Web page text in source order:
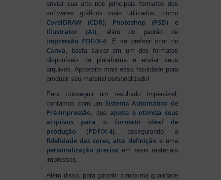
enviar sua arte nos principais formatos dos
softwares gráficos mais utilizados, como
CorelDRAW (CDR), Photoshop (PSD) e
Illustrator (AI) , além do padrão de
impressão PDF/X-4 . E se preferir criar no
Canva , basta salvar em um dos formatos
disponíveis na plataforma e enviar seus
arquivos. Aproveite mais essa facilidade para
produzir seu material personalizado!
Para conseguir um resultado impecável,
contamos com um Sistema Automático de
Pré-Impressão, queajusta e otimiza seus
arquivos para o formato ideal de
produção (PDF/X-4), assegurando a
fidelidade das cores, alta definição e uma
personalização precisa em seus materiais
impressos.
Além disso, para garantir a máxima qualidade